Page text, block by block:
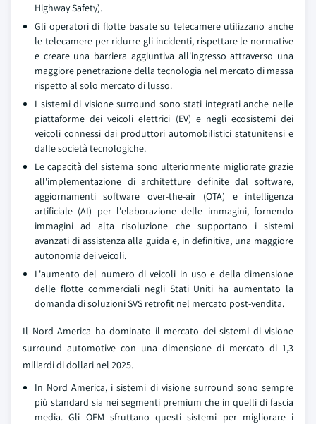
Highway Safety).
Gli operatori di flotte basate su telecamere utilizzano anche
le telecamere per ridurre gli incidenti, rispettare le normative
e creare una barriera aggiuntiva all'ingresso attraverso una
maggiore penetrazione della tecnologia nel mercato di massa
rispetto al solo mercato di lusso.
I sistemi di visione surround sono stati integrati anche nelle
piattaforme dei veicoli elettrici (EV) e negli ecosistemi dei
veicoli connessi dai produttori automobilistici statunitensi e
dalle società tecnologiche.
Le capacità del sistema sono ulteriormente migliorate grazie
all'implementazione di architetture definite dal software,
aggiornamenti software over-the-air (OTA) e intelligenza
artificiale (AI) per l'elaborazione delle immagini, fornendo
immagini ad alta risoluzione che supportano i sistemi
avanzati di assistenza alla guida e, in definitiva, una maggiore
autonomia dei veicoli.
L'aumento del numero di veicoli in uso e della dimensione
delle flotte commerciali negli Stati Uniti ha aumentato la
domanda di soluzioni SVS retrofit nel mercato post-vendita.
Il Nord America ha dominato il mercato dei sistemi di visione
surround automotive con una dimensione di mercato di 1,3
miliardi di dollari nel 2025.
In Nord America, i sistemi di visione surround sono sempre
più standard sia nei segmenti premium che in quelli di fascia
media. Gli OEM sfruttano questi sistemi per migliorare i